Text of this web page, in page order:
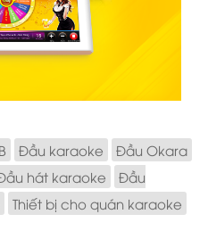
Đầu karaoke
Đầu Okara
hát karaoke
Đầu
Thiết bị cho quán karaoke